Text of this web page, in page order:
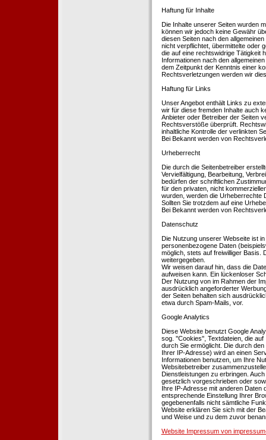
Haftung für Inhalte
Die Inhalte unserer Seiten wurden
können wir jedoch keine Gewähr
diesen Seiten nach den
nicht verpflichtet, übermittelte oder
die auf eine rechtswidrige Tätigkeit
Informationen nach den
dem Zeitpunkt der Kenntnis einer
Rechtsverletzungen werden wir
Haftung für Links
Unser Angebot enthält Links zu
wir für diese fremden Inhalte auch
Anbieter oder Betreiber der Seiten
Rechtsverstöße überprüft.
inhaltliche Kontrolle der verlinkten
Bei Bekannt werden von
Urheberrecht
Die durch die Seitenbetreiber
Vervielfältigung, Bearbeitung,
bedürfen der schriftlichen
für den privaten, nicht
wurden, werden die Urheberrechte
Sollten Sie trotzdem auf eine
Bei Bekannt werden von
Datenschutz
Die Nutzung unserer Webseite ist
personenbezogene Daten
möglich, stets auf freiwilliger Basis.
weitergegeben.
Wir weisen darauf hin, dass die
aufweisen kann. Ein lückenloser
Der Nutzung von im Rahmen der
ausdrücklich angeforderter
der Seiten behalten sich
etwa durch Spam-Mails, vor.
Google Analytics
Diese Website benutzt Google
sog. ''Cookies'', Textdateien, die
durch Sie ermöglicht. Die durch
Ihrer IP-Adresse) wird an einen
Informationen benutzen, um Ihre
Websitebetreiber
Dienstleistungen zu erbringen.
gesetzlich vorgeschrieben oder
Ihre IP-Adresse mit anderen Daten
entsprechende Einstellung Ihrer
gegebenenfalls nicht sämtliche
Website erklären Sie sich mit der
und Weise und zu dem zuvor
Website Impressum von